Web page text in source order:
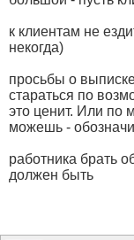
к клиентам не
некогда)
просьбы о
стараться по
это ценит. Или по
можешь -
работника брать
должен быть